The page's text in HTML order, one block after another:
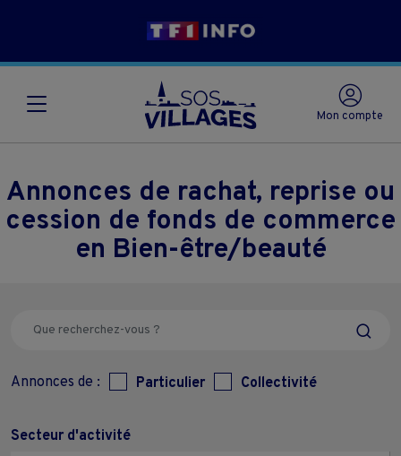
Mon compte
Annonces de rachat, reprise ou
cession de fonds de commerce
en Bien-être/beauté
Annonces de : Particulier Collectivité
Secteur d'activité